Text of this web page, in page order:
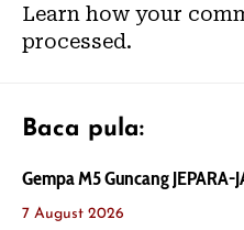
Learn how your
processed.
Baca pula:
Gempa M5 Guncang JEPARA-
7 August 2026